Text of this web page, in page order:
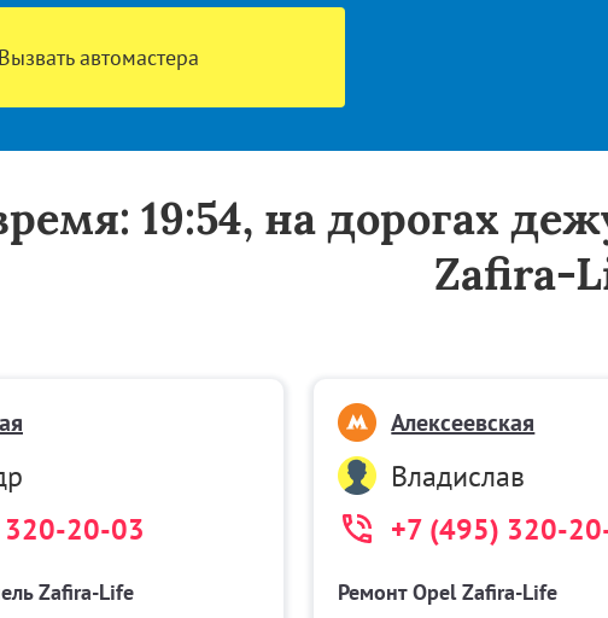
Вызвать автомастера
19:54, на дорогах
Zafira-
20-03
Zafira-Life
Алексеевская
Владислав
+7 (495) 320-
Ремонт Opel Zafira-Life